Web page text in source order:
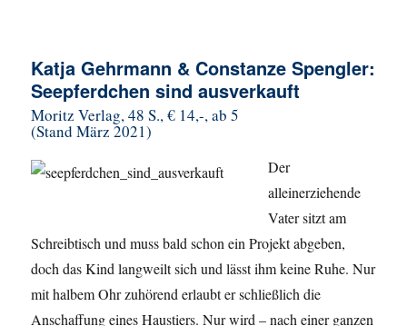
Katja Gehrmann & Constanze Spengler:
Seepferdchen sind ausverkauft
Moritz Verlag, 48 S., € 14,-, ab 5
(Stand März 2021)
Der
alleinerziehende
Vater sitzt am
Schreibtisch und muss bald schon ein Projekt abgeben,
doch das Kind langweilt sich und lässt ihm keine Ruhe. Nur
mit halbem Ohr zuhörend erlaubt er schließlich die
Anschaffung eines Haustiers. Nur wird – nach einer ganzen